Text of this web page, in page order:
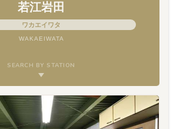
若江岩田
ワカエイワタ
WAKAEIWATA
SEARCH BY STATION